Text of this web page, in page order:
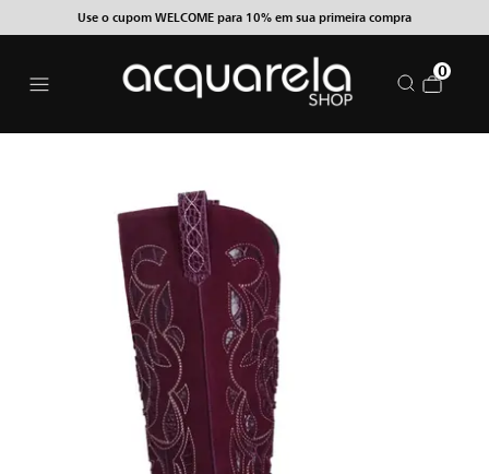
Use o cupom WELCOME para 10% em sua primeira compra
0